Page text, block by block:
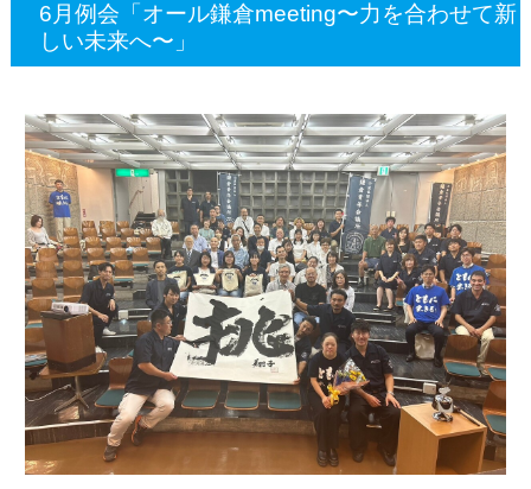
6月例会「オール鎌倉meeting〜力を合わせて新
しい未来へ〜」